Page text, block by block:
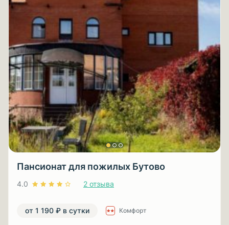
Пансионат для пожилых Бутово
4.0 2 отзыва
от 1 190 ₽ в сутки Комфорт